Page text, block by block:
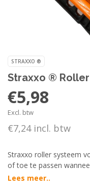
STRAXXO ®
Straxxo ®
€5,98
Excl. btw
€7,24 incl. btw
Straxxo roller systeem
of toe te passen
Lees meer..